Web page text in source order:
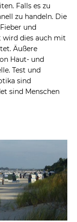
Falls es zu
zu handeln. Die
und
wird dies auch mit
Äußere
Haut- und
Test und
sind
sind Menschen